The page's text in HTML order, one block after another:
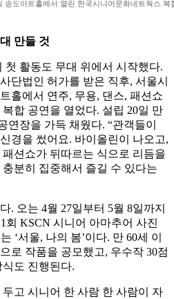
송도아트홀에서 열린 한국시니어문화네트웍스
만들 것
첫 활동도 무대 위에서 시작했다.
단법인 허가를 받은 직후, 서울시
홀에서 연주, 무용, 댄스, 패션쇼
합 공연을 열었다. 설립 20일 만
연장을 가득 채웠다. “관객들이
경을 썼어요. 바이올린이 나오고,
션쇼가 뒤따르는 식으로 리듬을
분히 집중해서 즐길 수 있다는
. 오는 4월 27일부터 5월 8일까지
회 KSCN 시니어 아마추어 사진
‘서울, 나의 봄’이다. 만 60세 이
로 작품을 공모했고, 우수작 30점
도 진행된다.
고 시니어 한 사람 한 사람이 자